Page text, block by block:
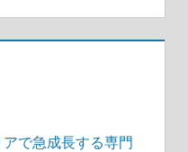
で急成長する専門